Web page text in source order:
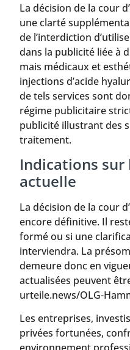
La décision de la cour
une clarté
de l’interdiction
dans la publicité liée à
mais médicaux et
injections d’acide
de tels services sont
régime publicitaire
publicité illustrant des
traitement.
Indications sur
actuelle
La décision de la cour
encore définitive. Il
formé ou si une
interviendra. La
demeure donc en
actualisées peuvent
urteile.news/OLG-
Les entreprises,
privées fortunées,